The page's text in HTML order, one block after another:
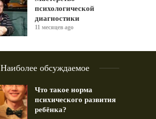
психологической
диагностики
11 месяцев ago
Наиболее обсуждаемое
Что такое норма
психического развития
ребёнка?